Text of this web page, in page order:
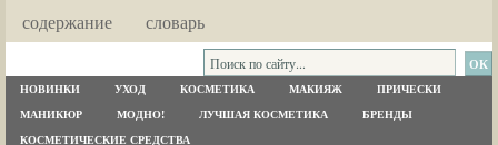
содержание
словарь
НОВИНКИ УХОД КОСМЕТИКА МАКИЯЖ ПРИЧЕСКИ
МАНИКЮР МОДНО! ЛУЧШАЯ КОСМЕТИКА БРЕНДЫ
КОСМЕТИЧЕСКИЕ СРЕДСТВА